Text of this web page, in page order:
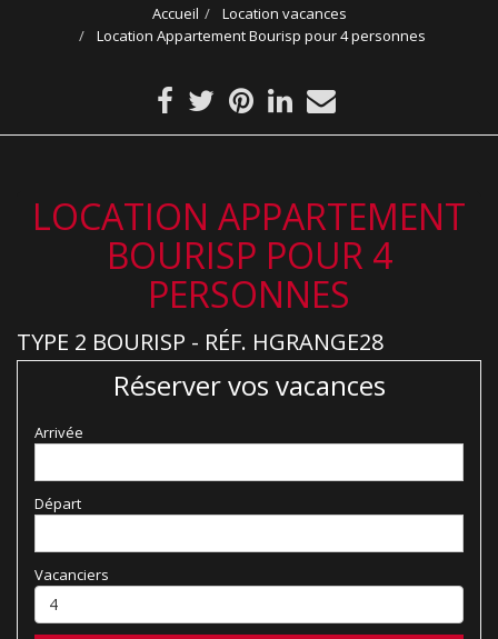
Accueil
Location vacances
Location Appartement Bourisp pour 4 personnes
LOCATION APPARTEMENT
BOURISP POUR 4
PERSONNES
TYPE 2 BOURISP - RÉF. HGRANGE28
Réserver vos vacances
Arrivée
Départ
Vacanciers